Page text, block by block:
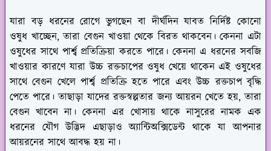
যারা বড় ধরনের রোগে ভুগছেন বা দীর্ঘদিন যাবত নির্দিষ্ট কোনো
ওষুধ খাচ্ছেন, তারা বেগুন খাওয়া থেকে বিরত থাকবেন। কেননা এটা
ওষুধের সাথে পার্শ্ব প্রতিক্রিয়া করতে পারে। কেননা এ ধরনের সবজি
খাওয়ার কারণে যারা উচ্চ রক্তচাপের ওষুধ খেয়ে থাকেন এই ওষুধের
সাথে বেগুন খেলে পার্শ্ব প্রতিক্রি হতে পারে এবং উচ্চ রক্তচাপ বৃদ্ধি
পেতে পারে। তাছাড়া যাদের রক্তস্বল্পতার জন্য আয়রন খেতে হয়, তারা
বেগুন খাবেন না। কেননা এর খোসায় থাকে নাসুরের নামক এক
ধরনের যৌগ উদ্ভিদ এছাড়াও অ্যান্টিঅক্সিডেন্ট থাকে যা আপনার
আয়রনের সাথে আবদ্ধ হয় না।